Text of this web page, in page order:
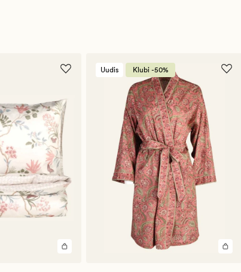
Uudis Klubi -50%